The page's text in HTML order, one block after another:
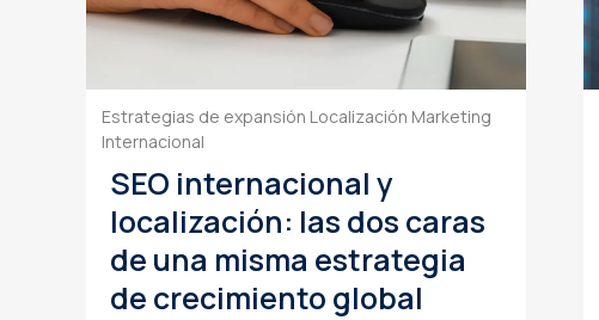
Estrategias de expansión Localización Marketing
Internacional
SEO internacional y
localización: las dos caras
de una misma estrategia
de crecimiento global